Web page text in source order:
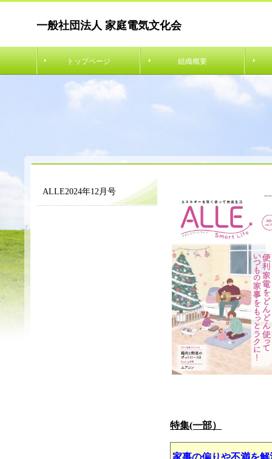
一般社団法人 家庭電気文化会
トップページ 組織概要
ALLE2024年12月号
特集(一部）
家事の偏りや不満を